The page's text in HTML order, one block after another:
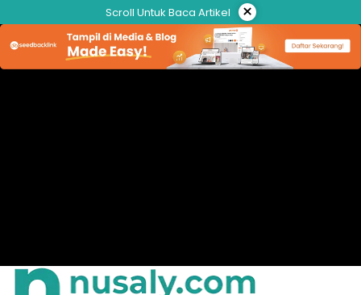
ke
konten
Scroll Untuk Baca Artikel ×